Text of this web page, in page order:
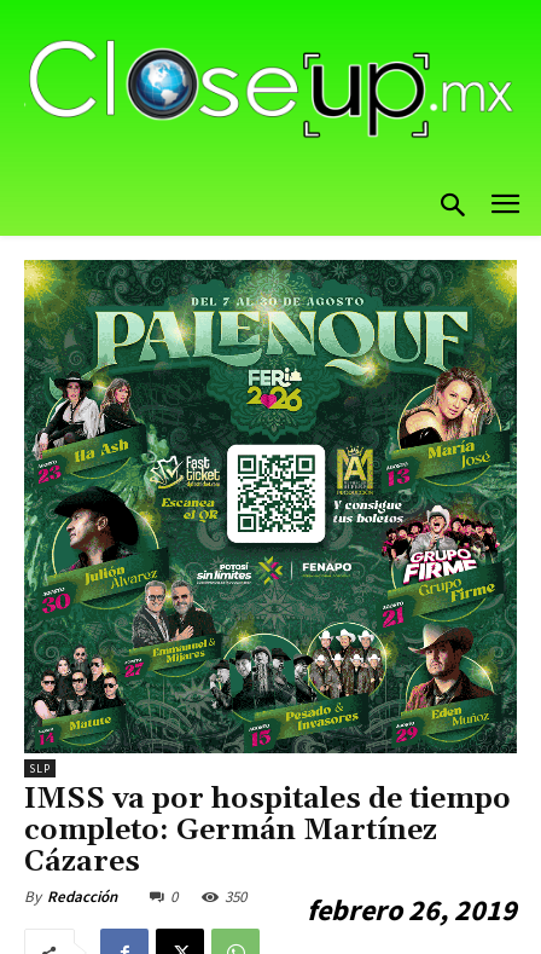
SLP
IMSS va por hospitales de tiempo
completo: Germán Martínez
Cázares
By Redacción febrero 26, 2019
0 350